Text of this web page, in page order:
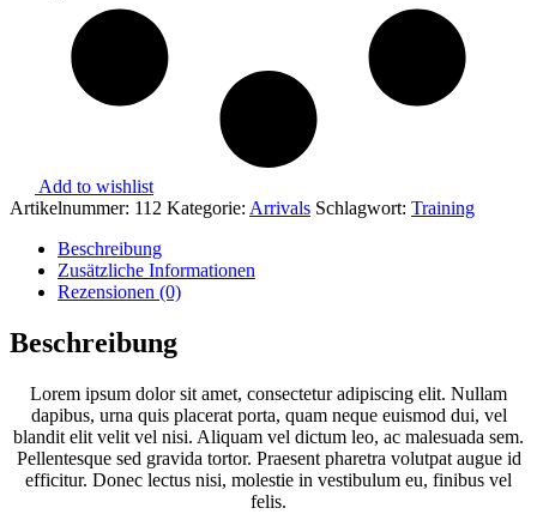
Add to wishlist
Artikelnummer: 112 Kategorie: Arrivals Schlagwort: Training
Beschreibung
Zusätzliche Informationen
Rezensionen (0)
Beschreibung
Lorem ipsum dolor sit amet, consectetur adipiscing elit. Nullam
dapibus, urna quis placerat porta, quam neque euismod dui, vel
blandit elit velit vel nisi. Aliquam vel dictum leo, ac malesuada sem.
Pellentesque sed gravida tortor. Praesent pharetra volutpat augue id
efficitur. Donec lectus nisi, molestie in vestibulum eu, finibus vel
felis.